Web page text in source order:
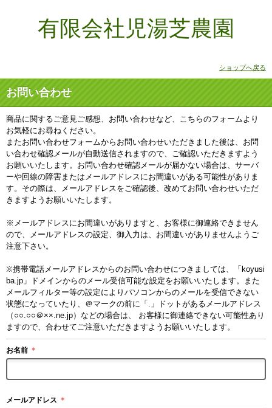
有限会社児湯芝農園
ショップへ戻る
お問い合わせ
商品に関するご意見ご感想、お問い合わせなど、こちらのフォームより
お気軽にお尋ねください。
またお問い合わせフォームからお問い合わせいただきました後は、お問
い合わせ確認メールが自動送信されますので、ご確認いただきますよう
お願いいたします。お問い合わせ確認メールが届かない場合は、サーバ
ーや回線の障害またはメールアドレスにお間違いがある可能性がありま
す。その際は、メールアドレスをご確認後、改めてお問い合わせいただ
きますようお願いいたします。
※メールアドレスにお間違いがありますと、お客様に御連絡できません
ので、メールアドレスの設定、御入力は、お間違いがありませんようご
注意下さい。
※携帯電話メールアドレスからのお問い合わせにつきましては、「koyusi
ba.jp」ドメインからのメール受信可能な設定をお願いいたします。また
メールフィルター等の設定によりパソコンからのメールを受信できない
状態になっていたり、＠マークの前に「.」ドットがあるメールアドレス
（○○.○○＠××.ne.jp）などの場合は、 お客様に御連絡できない可能性あり
ますので、合わせてご注意いただきますようお願いいたします。
お名前 ＊
メールアドレス ＊